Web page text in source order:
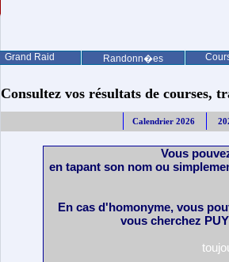
Grand Raid Randonn�es
Consultez vos résultats de courses,
Calendrier 2026
Vous
en tapant son nom ou
En cas d'homonyme, vous
vous cherchez